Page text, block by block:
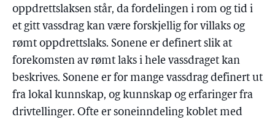
oppdrettslaksen står, da fordelingen i rom og tid i
et gitt vassdrag kan være forskjellig for villaks og
rømt oppdrettslaks. Sonene er definert slik at
forekomsten av rømt laks i hele vassdraget kan
beskrives. Sonene er for mange vassdrag definert ut
fra lokal kunnskap, og kunnskap og erfaringer fra
drivtellinger. Ofte er soneinndeling koblet med